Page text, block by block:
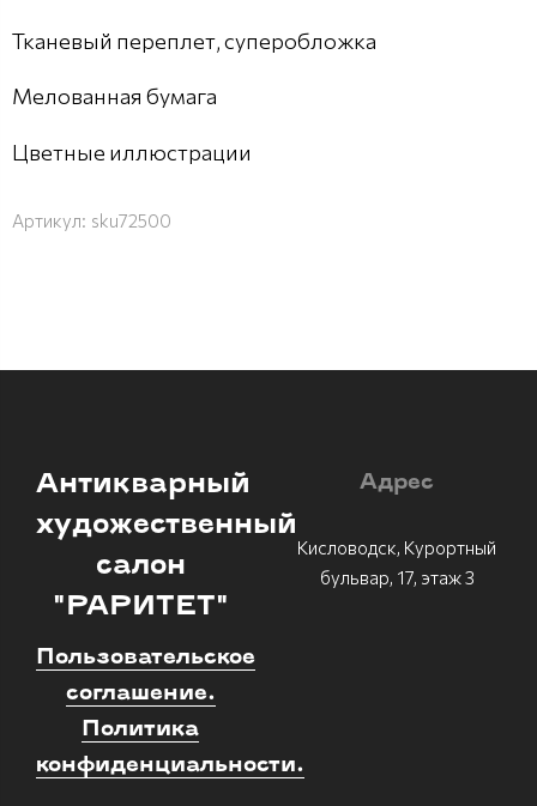
Тканевый переплет, суперобложка
Мелованная бумага
Цветные иллюстрации
Артикул: sku72500
Антикварный
художественный
салон
"РАРИТЕТ"
Пользовательское
соглашение.
Политика
конфиденциальности.
Адрес
Кисловодск, Курортный
бульвар, 17, этаж 3